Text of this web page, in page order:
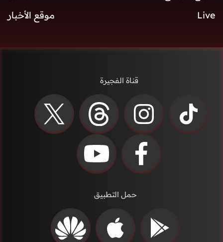
Live
موقع الأخبار
قناة الفجيرة
حمل التطبيق